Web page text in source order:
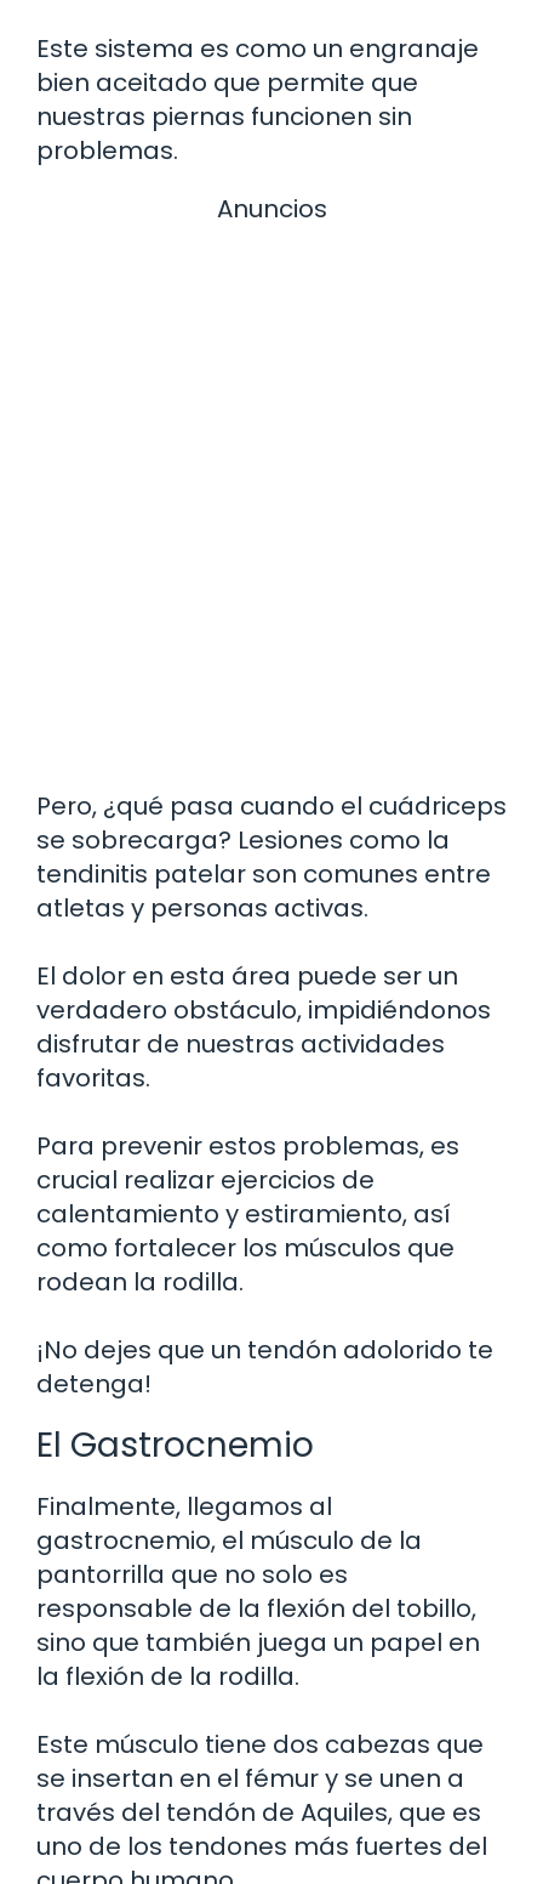
Este sistema es como un engranaje
bien aceitado que permite que
nuestras piernas funcionen sin
problemas.
Anuncios
Pero, ¿qué pasa cuando el cuádriceps
se sobrecarga? Lesiones como la
tendinitis patelar son comunes entre
atletas y personas activas.
El dolor en esta área puede ser un
verdadero obstáculo, impidiéndonos
disfrutar de nuestras actividades
favoritas.
Para prevenir estos problemas, es
crucial realizar ejercicios de
calentamiento y estiramiento, así
como fortalecer los músculos que
rodean la rodilla.
¡No dejes que un tendón adolorido te
detenga!
El Gastrocnemio
Finalmente, llegamos al
gastrocnemio, el músculo de la
pantorrilla que no solo es
responsable de la flexión del tobillo,
sino que también juega un papel en
la flexión de la rodilla.
Este músculo tiene dos cabezas que
se insertan en el fémur y se unen a
través del tendón de Aquiles, que es
uno de los tendones más fuertes del